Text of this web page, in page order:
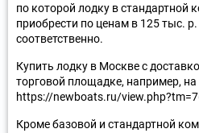
по которой лодку в стандартной
приобрести по ценам в 125 тыс.
соответственно.
Купить лодку в Москве с
торговой площадке, например, на
https://newboats.ru/
Кроме базовой и стандартной